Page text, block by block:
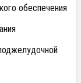
обеспечения